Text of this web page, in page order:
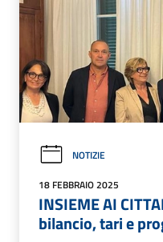
NOTIZIE
18 FEBBRAIO 2025
INSIEME AI
bilancio, tari e